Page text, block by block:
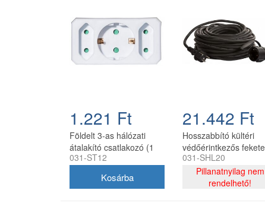
1.221 Ft
Földelt 3-as hálózati
átalakító csatlakozó (1
födelt + 2 euro)
031-ST12
21.442 Ft
Hosszabbító kültéri
védőérintkezős fekete
IP44 20 m SHL-20
031-SHL20
Pillanatnyilag nem
rendelhető!